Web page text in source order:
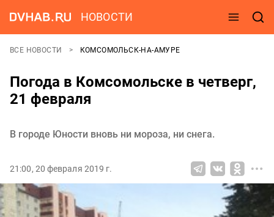
НОВОСТИ
ВСЕ НОВОСТИ КОМСОМОЛЬСК-НА-АМУРЕ
Погода в Комсомольске в четверг,
21 февраля
В городе Юности вновь ни мороза, ни снега.
21:00, 20 февраля 2019 г.